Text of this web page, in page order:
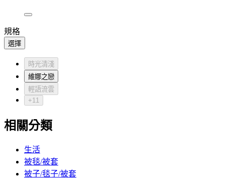
規格
選擇
時光清淺
維娜之戀
輕語流雲
+11
相關分類
生活
被毯/被套
被子/毯子/被套